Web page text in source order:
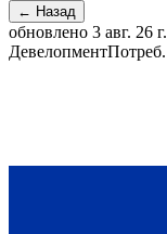
← Назад
обновлено 3 авг. 26
Девелопмент